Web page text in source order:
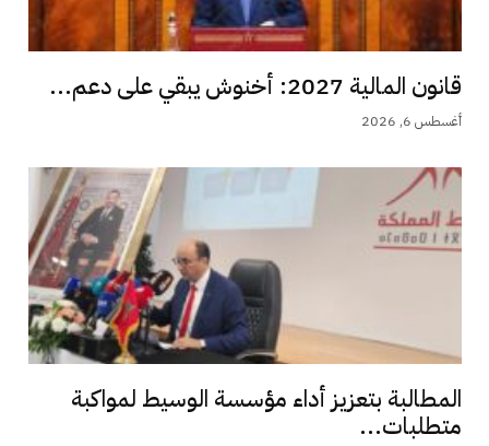
قانون المالية 2027: أخنوش يبقي على دعم...
أغسطس 6, 2026
المطالبة بتعزيز أداء مؤسسة الوسيط لمواكبة
متطلبات...